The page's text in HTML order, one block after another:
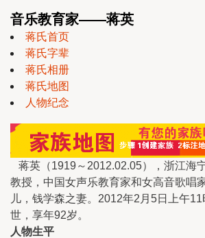
音乐教育家——蒋英
蒋氏首页
蒋氏字辈
蒋氏相册
蒋氏地图
人物纪念
蒋英（1919～2012.02.05），浙江海
教授，中国女声乐教育家和女高音歌唱
儿，钱学森之妻。2012年2月5日上午
世，享年92岁。
人物生平